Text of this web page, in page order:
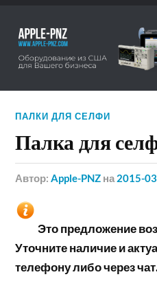
ПАЛКИ ДЛЯ СЕЛФИ
Палка для
Автор:Apple-PNZ на 2015-
Это предложение
Уточните наличие и
телефону либо через